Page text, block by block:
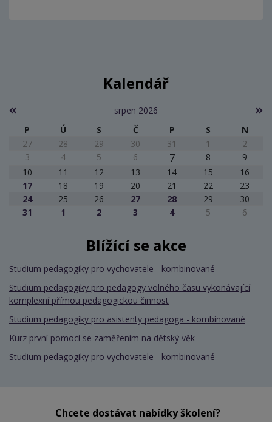
Kalendář
srpen 2026
P
Ú S Č P S
N
27
28 29 30 31 1
2
3
4 5 6 7 8
9
10
11 12 13 14 15
16
17
18 19 20 21 22
23
24
25 26 27 28 29
30
31
1 2 3 4 5 6
Blížící se akce
Studium pedagogiky pro vychovatele - kombinované
Studium pedagogiky pro pedagogy volného času vykonávající
komplexní přímou pedagogickou činnost
Studium pedagogiky pro asistenty pedagoga - kombinované
Kurz první pomoci se zaměřením na dětský věk
Studium pedagogiky pro vychovatele - kombinované
Chcete dostávat nabídky školení?